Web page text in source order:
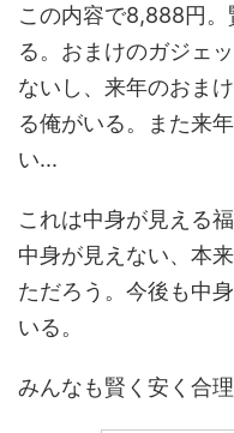
この内容で8,888円
る。おまけのガジェ
ないし、来年のおま
る俺がいる。また来
い...
これは中身が見える
中身が見えない、本
ただろう。今後も中
いる。
みんなも賢く安く合